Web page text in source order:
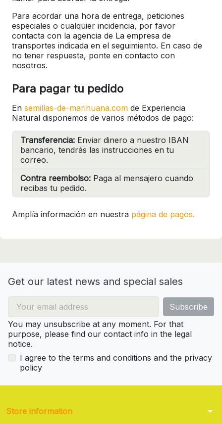
Para acordar una hora de entrega, peticiones
especiales o cualquier incidencia, por favor
contacta con la agencia de La empresa de
transportes indicada en el seguimiento. En caso de
no tener respuesta, ponte en contacto con
nosotros.
Para pagar tu pedido
En semillas-de-marihuana.com de Experiencia
Natural disponemos de varios métodos de pago:
Transferencia: Enviar dinero a nuestro IBAN
bancario, tendrás las instrucciones en tu
correo.
Contra reembolso: Paga al mensajero cuando
recibas tu pedido.
Amplía información en nuestra página de pagos.
Get our latest news and special sales
You may unsubscribe at any moment. For that
purpose, please find our contact info in the legal
notice.
I agree to the terms and conditions and the privacy
policy
Store information arrow_drop_down